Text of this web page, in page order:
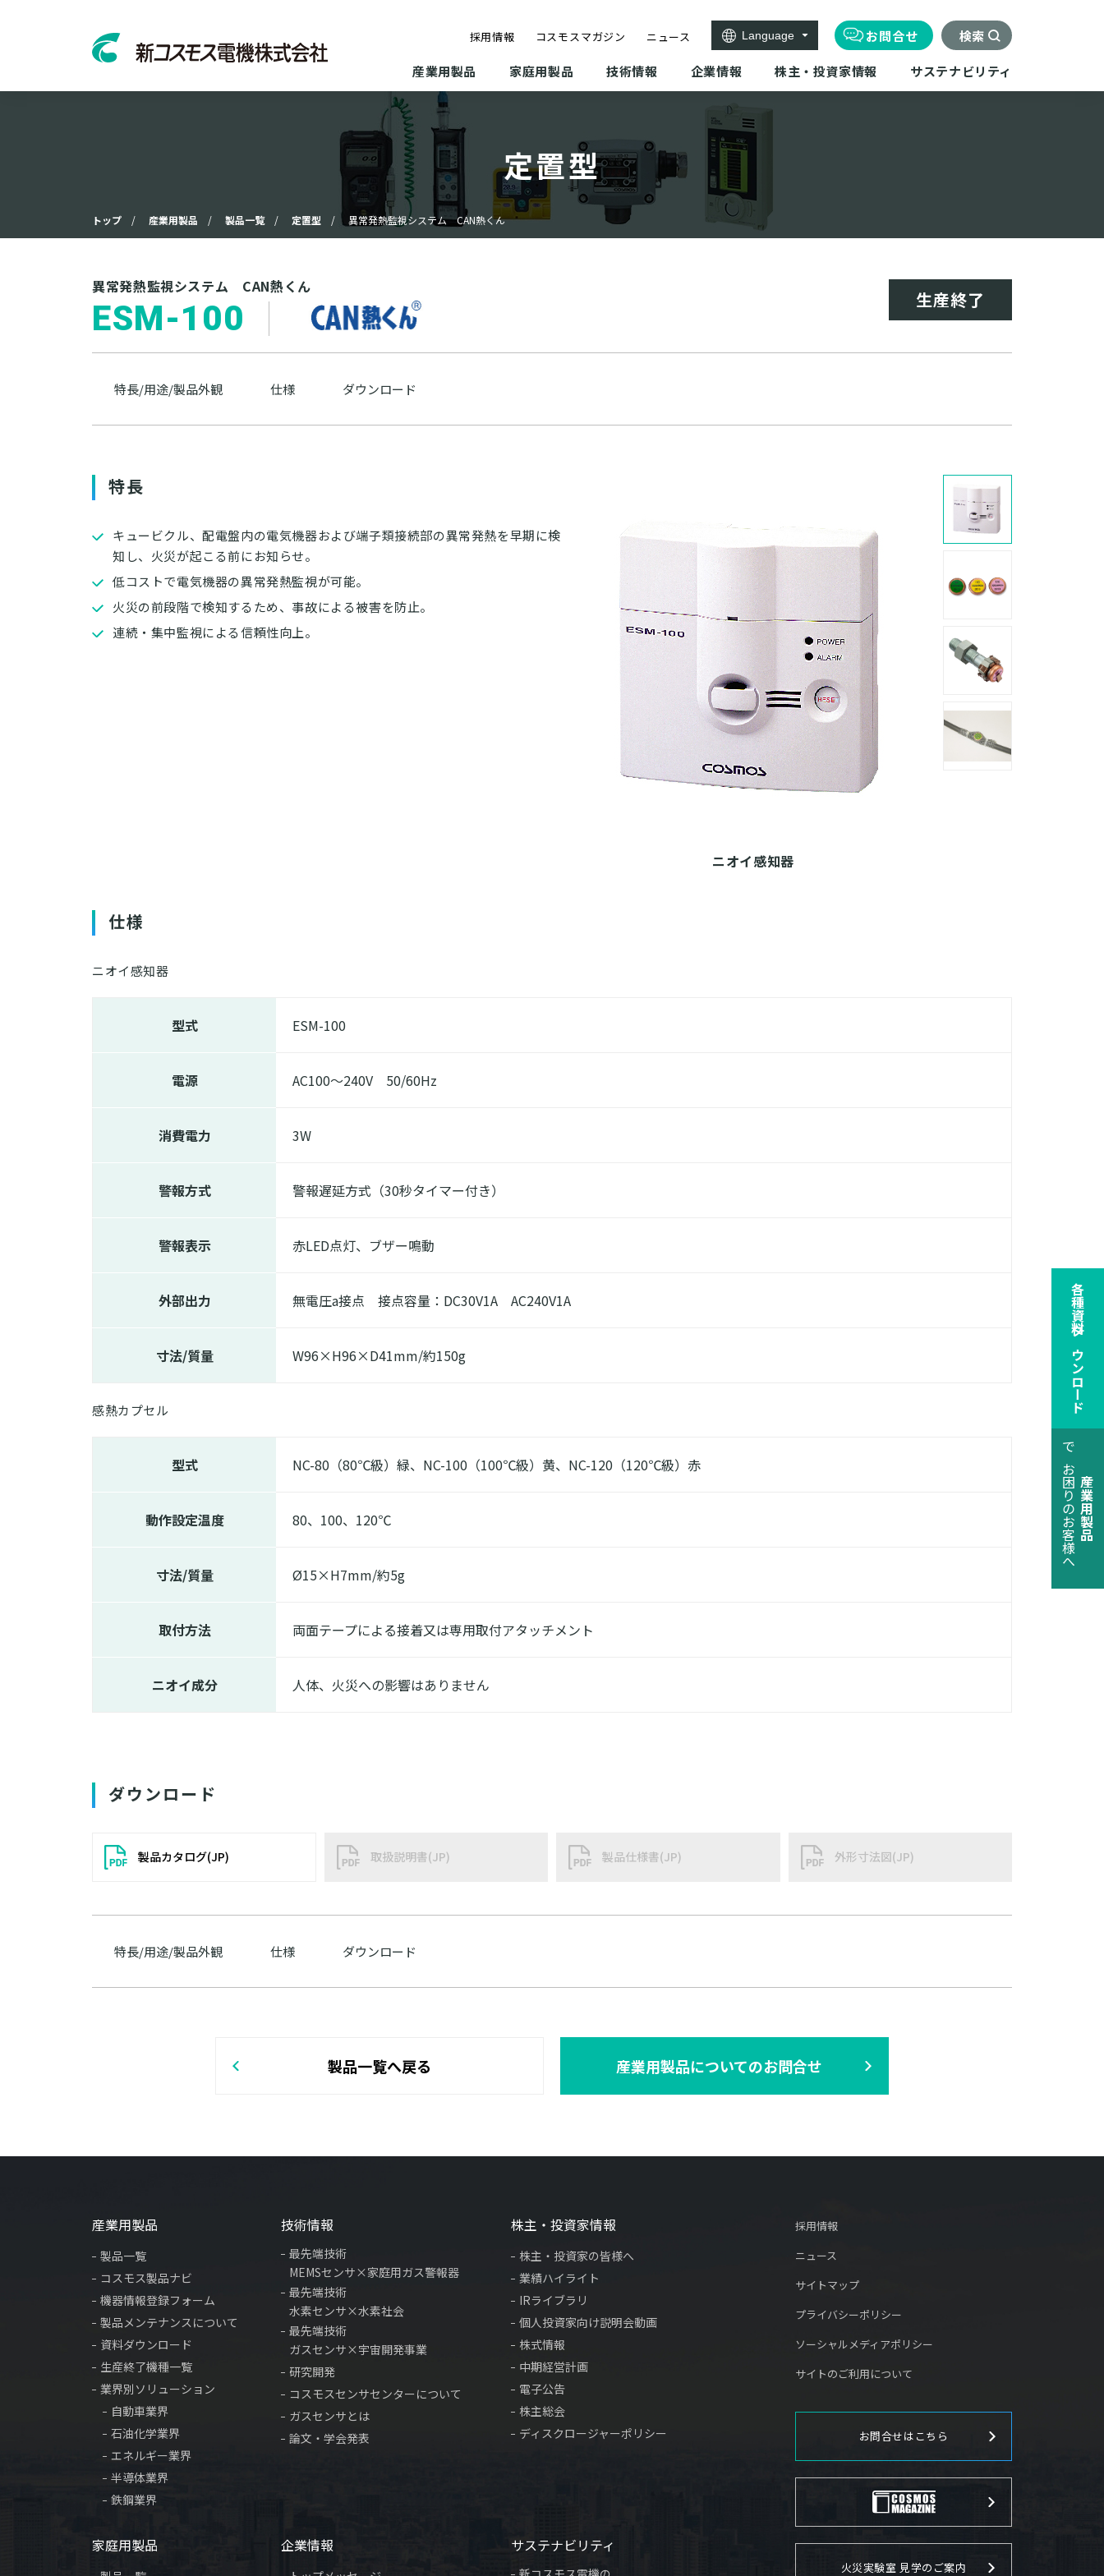
採用情報 コスモスマガジン ニュース Language お問合せ 検索
産業用製品 家庭用製品 技術情報 企業情報 株主・投資家情報 サステナビリティ
定置型
トップ 産業用製品 製品一覧 定置型 異常発熱監視システム CAN熱くん
異常発熱監視システム CAN熱くん
ESM-100 生産終了
特長/用途/製品外観 仕様 ダウンロード
ニオイ感知器
特長
キュービクル、配電盤内の電気機器および端子類接続部の異常発熱を早期に検
知し、火災が起こる前にお知らせ。
低コストで電気機器の異常発熱監視が可能。
火災の前段階で検知するため、事故による被害を防止。
連続・集中監視による信頼性向上。
仕様
ニオイ感知器
型式 ESM-100
電源 AC100～240V 50/60Hz
消費電力 3W
警報方式 警報遅延方式（30秒タイマー付き）
警報表示 赤LED点灯、ブザー鳴動
外部出力 無電圧a接点 接点容量：DC30V1A AC240V1A
寸法/質量 W96×H96×D41mm/約150g
感熱カプセル
型式 NC-80（80℃級）緑、NC-100（100℃級）黄、NC-120（120℃級）赤
動作設定温度 80、100、120℃
寸法/質量 Ø15×H7mm/約5g
取付方法 両面テープによる接着又は専用取付アタッチメント
ニオイ成分 人体、火災への影響はありません
ダウンロード
製品カタログ(JP) 取扱説明書(JP) 製品仕様書(JP) 外形寸法図(JP)
特長/用途/製品外観 仕様 ダウンロード
製品一覧へ戻る 産業用製品についてのお問合せ
産業用製品
製品一覧
コスモス製品ナビ
機器情報登録フォーム
製品メンテナンスについて
資料ダウンロード
生産終了機種一覧
業界別ソリューション
自動車業界
石油化学業界
エネルギー業界
半導体業界
鉄鋼業界
家庭用製品
技術情報
最先端技術
MEMSセンサ×家庭用ガス警報器
最先端技術
水素センサ×水素社会
最先端技術
ガスセンサ×宇宙開発事業
研究開発
コスモスセンサセンターについて
ガスセンサとは
論文・学会発表
企業情報
株主・投資家情報
株主・投資家の皆様へ
業績ハイライト
IRライブラリ
個人投資家向け説明会動画
株式情報
中期経営計画
電子公告
株主総会
ディスクロージャーポリシー
サステナビリティ
採用情報
ニュース
サイトマップ
プライバシーポリシー
ソーシャルメディアポリシー
サイトのご利用について
お問合せはこちら
火災実験室 見学のご案内
各種資料ダウンロード
産業用製品
でお困りのお客様へ